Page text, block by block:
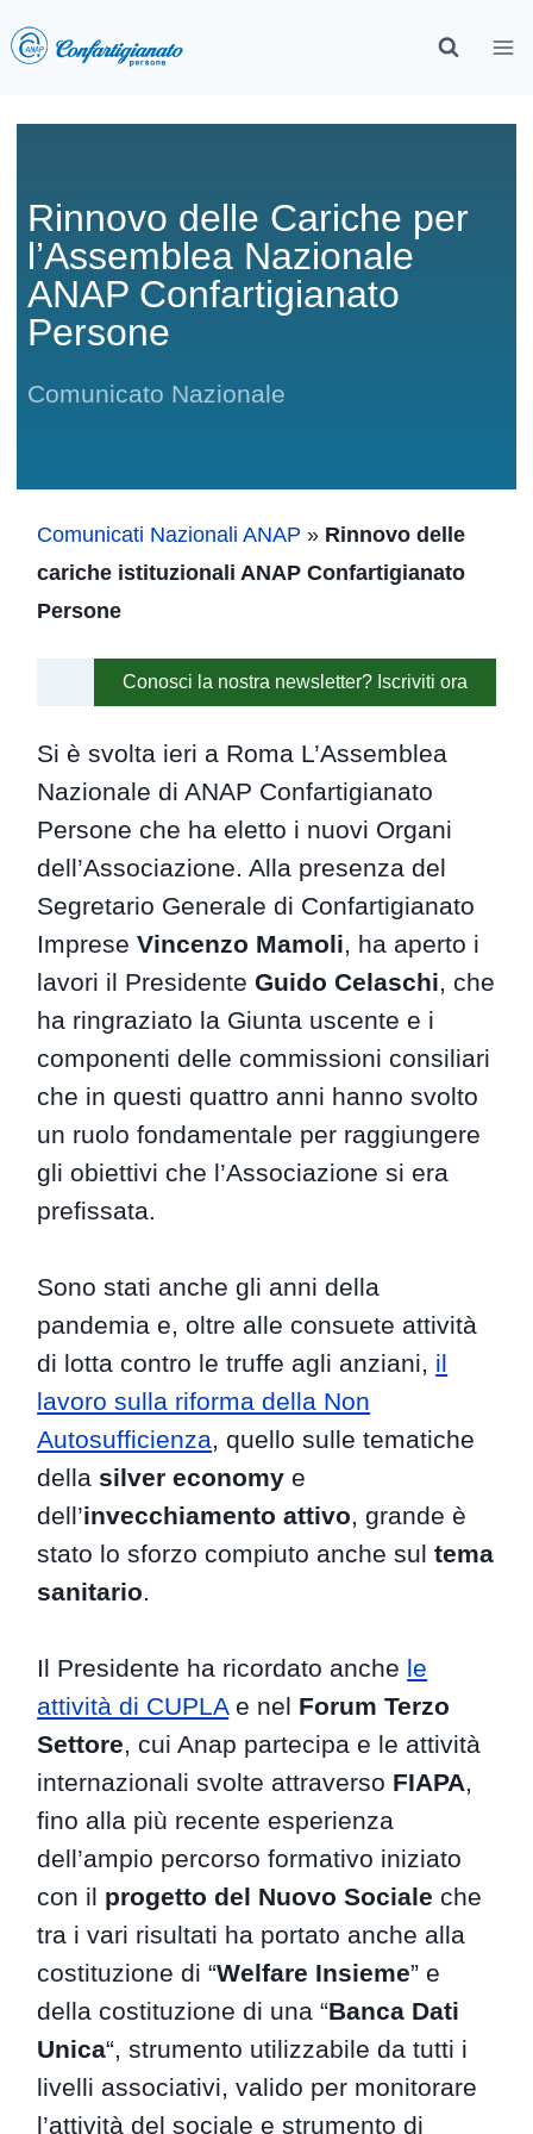
Rinnovo delle Cariche per
l’Assemblea Nazionale
ANAP Confartigianato
Persone
Comunicato Nazionale
Comunicati Nazionali ANAP » Rinnovo delle
cariche istituzionali ANAP Confartigianato
Persone
Conosci la nostra newsletter? Iscriviti ora
Si è svolta ieri a Roma L’Assemblea
Nazionale di ANAP Confartigianato
Persone che ha eletto i nuovi Organi
dell’Associazione. Alla presenza del
Segretario Generale di Confartigianato
ImpreseVincenzo Mamoli , ha aperto i
lavori il PresidenteGuido Celaschi , che
ha ringraziato la Giunta uscente e i
componenti delle commissioni consiliari
che in questi quattro anni hanno svolto
un ruolo fondamentale per raggiungere
gli obiettivi che l’Associazione si era
prefissata.
Sono stati anche gli anni della
pandemia e, oltre alle consuete attività
di lotta contro le truffe agli anziani, il
lavoro sulla riforma della Non
Autosufficienza , quello sulle tematiche
della silver economy e
dell’invecchiamento attivo , grande è
stato lo sforzo compiuto anche sultema
sanitario
Il Presidente ha ricordato anche le
attività di CUPLA e nel Forum Terzo
Settore , cui Anap partecipa e le attività
internazionali svolte attraverso FIAPA
fino alla più recente esperienza
dell’ampio percorso formativo iniziato
con il progetto del Nuovo Sociale che
tra i vari risultati ha portato anche alla
costituzione di “Welfare Insieme” e
della costituzione di una “Banca Dati
Unica“, strumento utilizzabile da tutti i
livelli associativi, valido per monitorare
l’attività del sociale e strumento di